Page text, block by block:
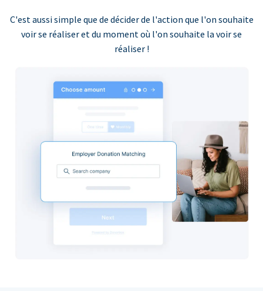
C'est aussi simple que de décider de l'action que l'on souhaite
voir se réaliser et du moment où l'on souhaite la voir se
réaliser !